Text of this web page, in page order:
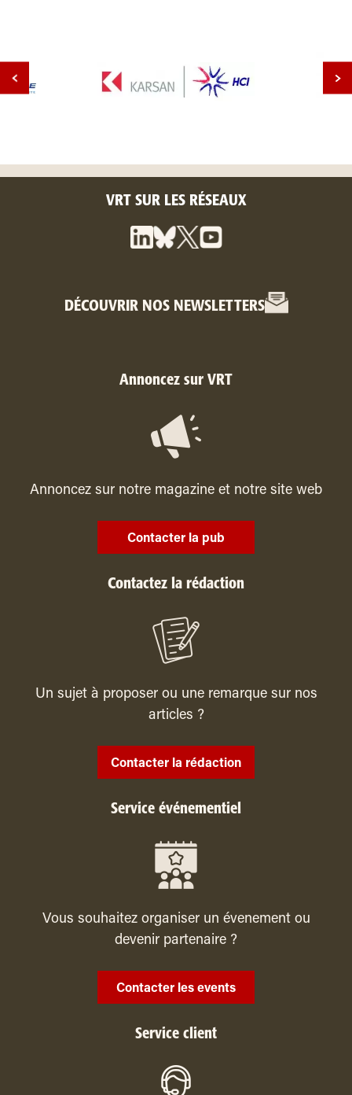
VRT SUR LES RÉSEAUX
DÉCOUVRIR NOS NEWSLETTERS
Annoncez sur VRT
Annoncez sur notre magazine et notre site web
Contacter la pub
Contactez la rédaction
Un sujet à proposer ou une remarque sur nos
articles ?
Contacter la rédaction
Service événementiel
Vous souhaitez organiser un évenement ou
devenir partenaire ?
Contacter les events
Service client